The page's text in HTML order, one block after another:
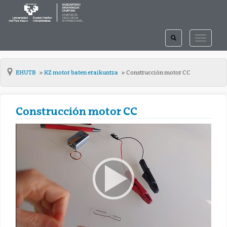
TOGGLE
TOGGLE
SEARCH
EHUTB KZ motor baten eraikuntza Construcción motor CC
Construcción motor CC